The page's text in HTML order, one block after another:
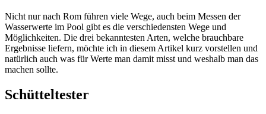
Nicht nur nach Rom führen viele Wege, auch beim Messen der
Wasserwerte im Pool gibt es die verschiedensten Wege und
Möglichkeiten. Die drei bekanntesten Arten, welche brauchbare
Ergebnisse liefern, möchte ich in diesem Artikel kurz vorstellen und
natürlich auch was für Werte man damit misst und weshalb man das
machen sollte.
Schütteltester